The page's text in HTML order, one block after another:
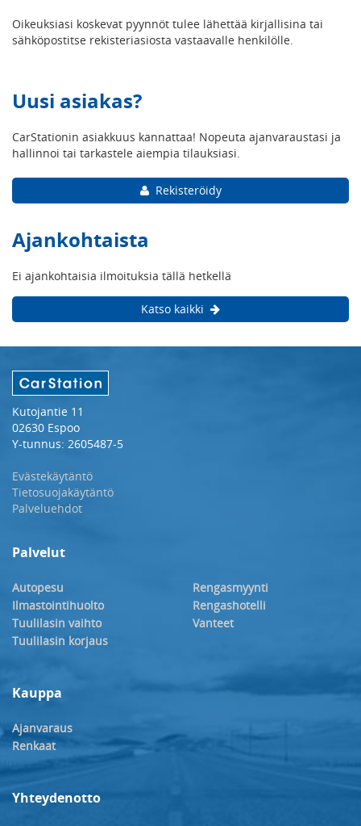
Oikeuksiasi koskevat pyynnöt tulee lähettää kirjallisina tai
sähköpostitse rekisteriasiosta vastaavalle henkilölle.
Uusi asiakas?
CarStationin asiakkuus kannattaa! Nopeuta ajanvaraustasi ja
hallinnoi tai tarkastele aiempia tilauksiasi.
Rekisteröidy
Ajankohtaista
Ei ajankohtaisia ilmoituksia tällä hetkellä
Katso kaikki
Kutojantie 11
02630 Espoo
Y-tunnus: 2605487-5
Evästekäytäntö
Tietosuojakäytäntö
Palveluehdot
Palvelut
Autopesu
Ilmastointihuolto
Tuulilasin vaihto
Tuulilasin korjaus
Rengasmyynti
Rengashotelli
Vanteet
Kauppa
Ajanvaraus
Renkaat
Yhteydenotto